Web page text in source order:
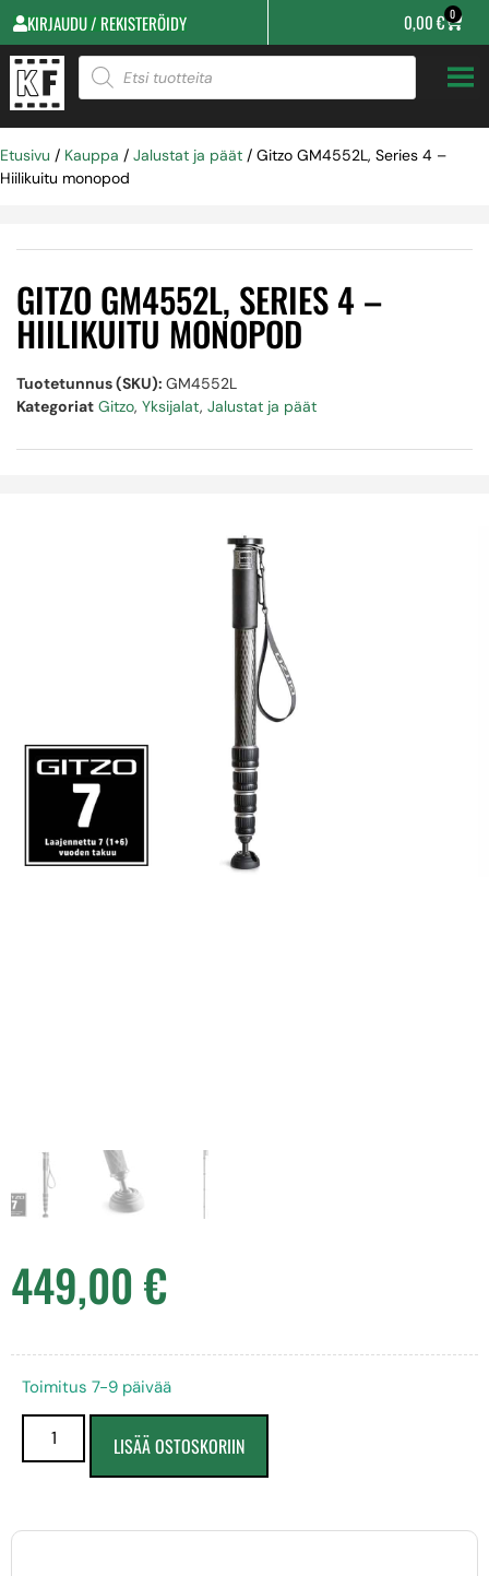
KIRJAUDU / REKISTERÖIDY 0,00€ 0
Etusivu / Kauppa / Jalustat ja päät / Gitzo GM4552L, Series 4 –
Hiilikuitu monopod
GITZO GM4552L, SERIES 4 –
HIILIKUITU MONOPOD
Tuotetunnus (SKU): GM4552L
Kategoriat Gitzo, Yksijalat, Jalustat ja päät
449,00€
Toimitus 7-9 päivää
LISÄÄ OSTOSKORIIN